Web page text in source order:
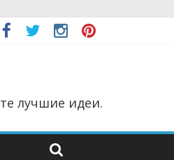
лучшие идеи.